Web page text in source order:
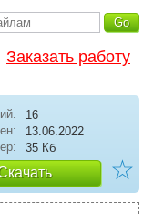
Заказать работу
16
13.06.2022
35 Кб
☆